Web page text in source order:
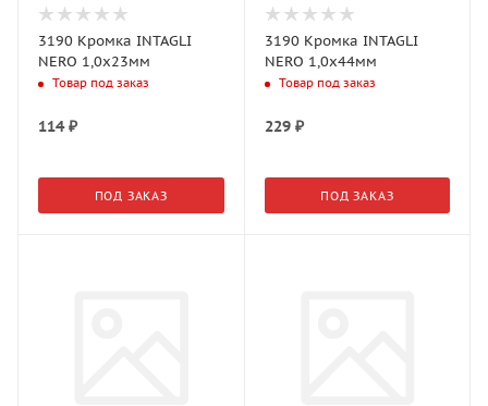
3190 Кромка INTAGLI
NERO 1,0х23мм
Товар под заказ
114₽
ПОД ЗАКАЗ
3190 Кромка INTAGLI
NERO 1,0х44мм
Товар под заказ
229₽
ПОД ЗАКАЗ